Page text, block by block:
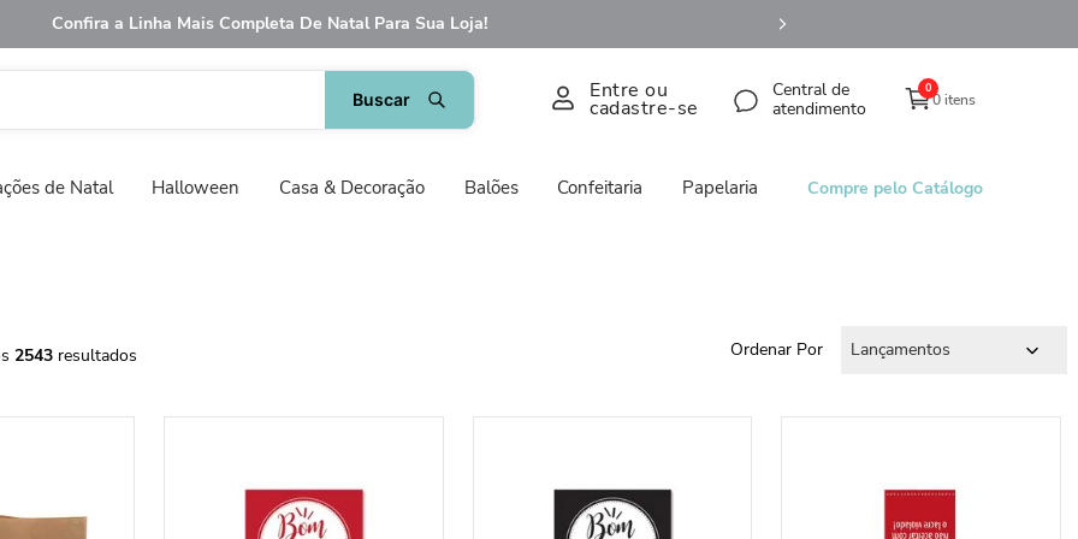
Confira a Linha Mais Completa De Natal Para Sua Loja!
Entre ou
cadastre-se
Central de
atendimento
0
0 itens
de Natal Halloween Casa & Decoração Balões Confeitaria Papelaria Compre pelo Catálogo
2543 Ordenar Por Lançamentos